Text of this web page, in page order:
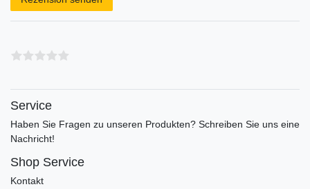
Service
Haben Sie Fragen zu unseren Produkten? Schreiben Sie uns eine
Nachricht!
Shop Service
Kontakt